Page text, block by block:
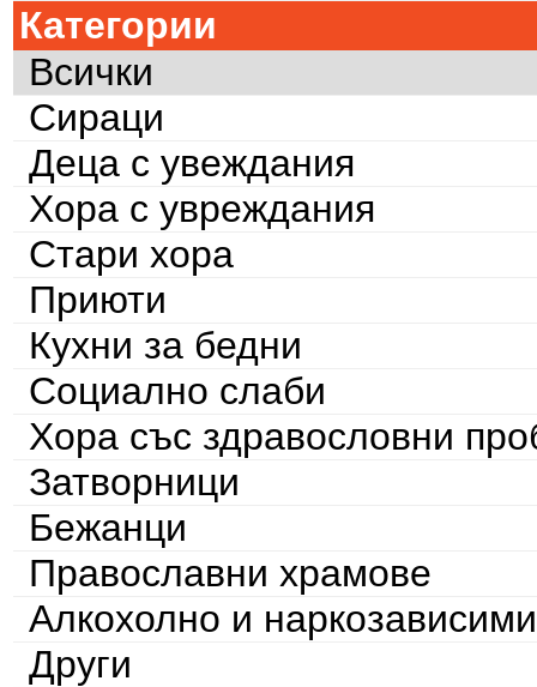
Категории
Всички
Сираци
Деца с увеждания
Хора с увреждания
Стари хора
Приюти
Кухни за бедни
Социално слаби
Хора със здравословни
Затворници
Бежанци
Православни храмове
Алкохолно и наркозависими
Други